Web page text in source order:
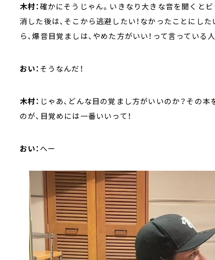
木村：確かにそうじゃん。いきなり大きな音を聞くと
消した後は、そこから逃避したい！なかったことにし
ら、爆音目覚ましは、やめた方がいい！って言っている
おい： そうなんだ！
木村： じゃあ、どんな目の覚まし方がいいのか？その
のが、目覚めには一番いいって！
おい： へー